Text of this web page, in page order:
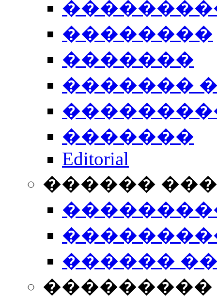
��������
�������
�������
�������
Editorial
������
������
���������